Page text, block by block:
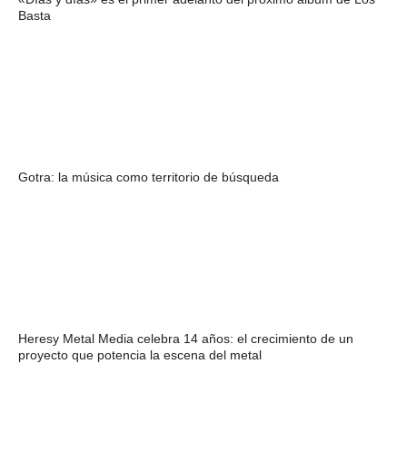
Basta
Gotra: la música como territorio de búsqueda
Heresy Metal Media celebra 14 años: el crecimiento de un
proyecto que potencia la escena del metal